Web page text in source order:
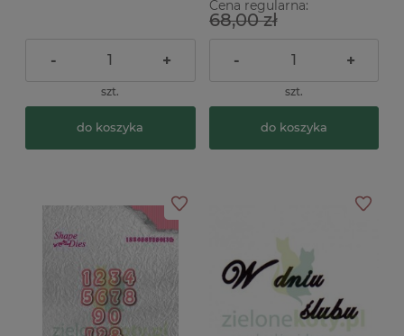
- +
szt.
do koszyka
Cena regularna:
68,00 zł
- +
szt.
do koszyka